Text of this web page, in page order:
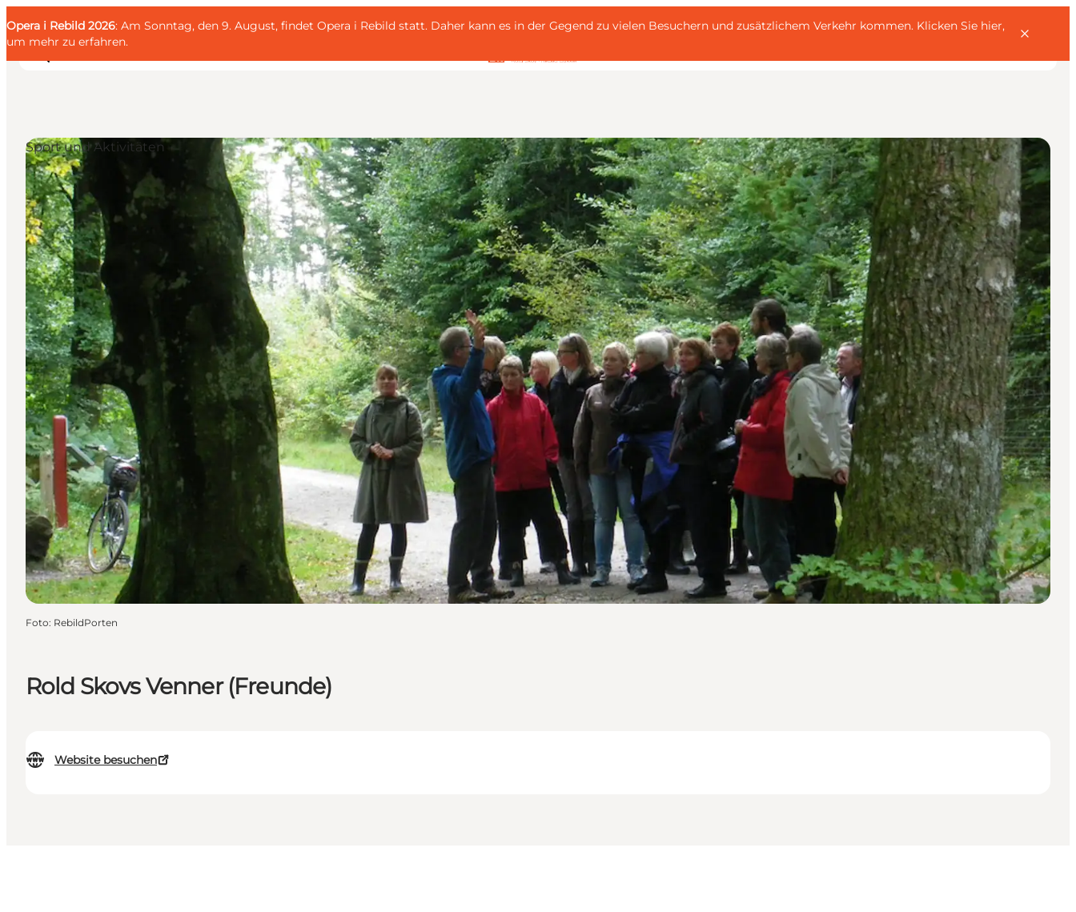
Opera i Rebild 2026: Am Sonntag, den 9. August, findet Opera i Rebild statt. Daher kann es in der Gegend zu vielen Besuchern und zusätzlichem Verkehr kommen. Klicken Sie hier,
um mehr zu erfahren.
Familien
Liebespaar
Entdecker
Aktive
KALENDER & EVENTS
KARTEN
REISEPLANUNG
GästeDeutsch
Rold Skovs Venner (Freunde)
Website besuchen
Sport und Aktivitäten
Foto: RebildPorten